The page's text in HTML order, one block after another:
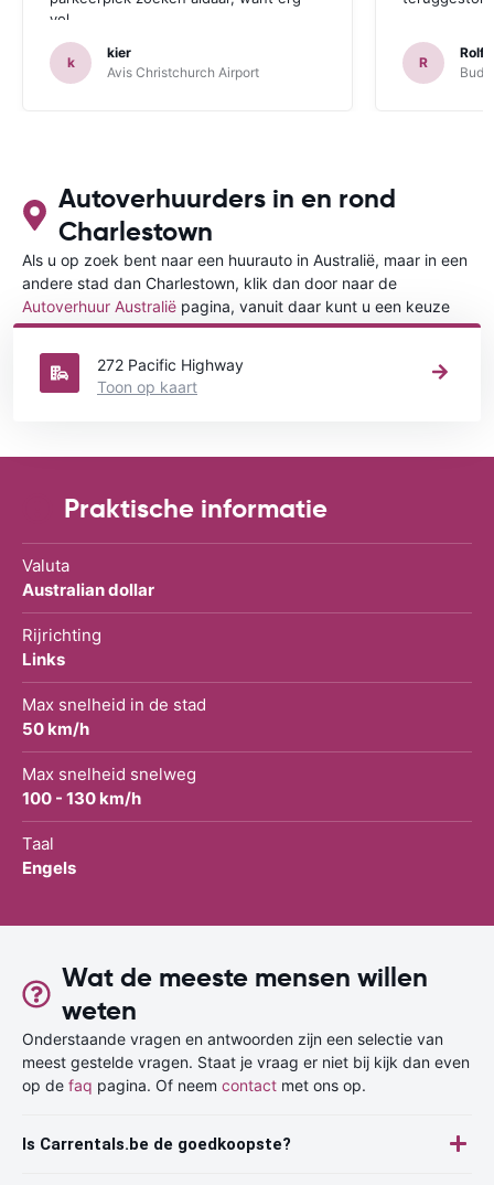
vol.
k
kier
Avis Christchurch Airport
R
Rolf
Autoverhuurders in en rond
Charlestown
Als u op zoek bent naar een huurauto in Australië, maar in een
andere stad dan Charlestown, klik dan door naar de
Autoverhuur Australië pagina, vanuit daar kunt u een keuze
maken in welke stad in Australië u een auto huren wilt.
272 Pacific Highway
Toon op kaart
Praktische informatie
Valuta
Australian dollar
Rijrichting
Links
Max snelheid in de stad
50 km/h
Max snelheid snelweg
100 - 130 km/h
Taal
Engels
Wat de meeste mensen willen
weten
Onderstaande vragen en antwoorden zijn een selectie van
meest gestelde vragen. Staat je vraag er niet bij kijk dan even
op de faq pagina. Of neem contact met ons op.
Is Carrentals.be de goedkoopste?